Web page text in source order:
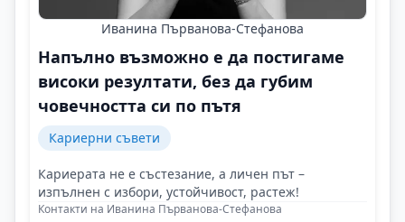
Иванина Първанова-Стефанова
Напълно възможно е да постигаме
високи резултати, без да губим
човечността си по пътя
Кариерни съвети
Кариерата не е състезание, а личен път –
изпълнен с избори, устойчивост, растеж!
Контакти на Иванина Първанова-Стефанова